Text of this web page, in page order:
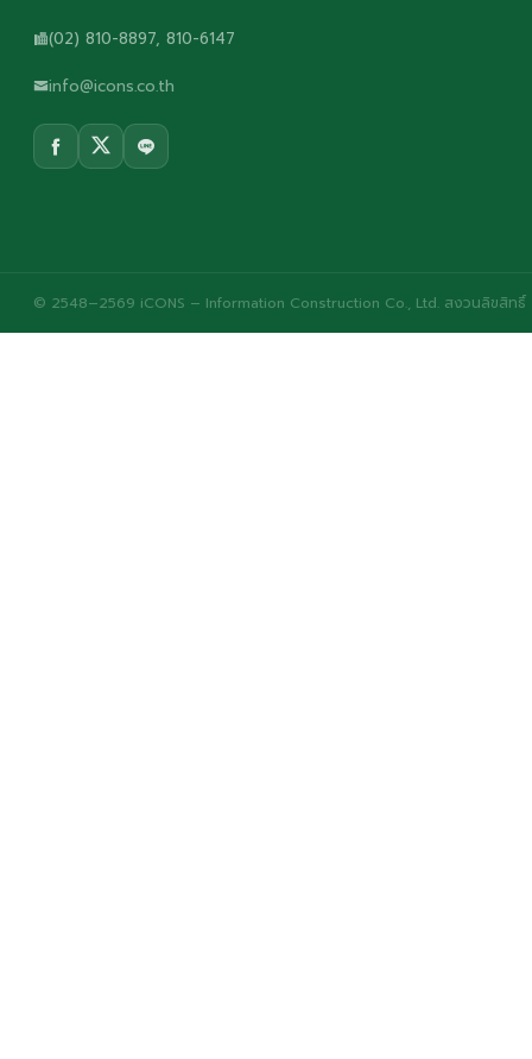
(02) 810-8897, 810-6147
info@icons.co.th
© 2548–2569 iCONS – Information Construction Co., Ltd. สงวนลิขสิทธิ์